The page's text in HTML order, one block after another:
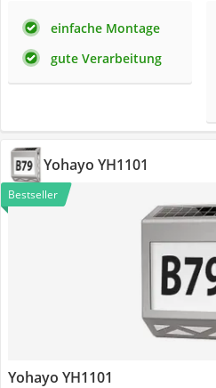
einfache Montage
gute Verarbeitung
Yohayo YH1101
Bestseller
Yohayo YH1101